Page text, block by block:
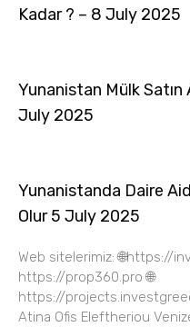
Kadar ? – 8 July 2025
Yunanistan Mülk
July 2025
Yunanistanda Daire
Olur 5 July 2025
Web sitelerimiz: 🌐https://
https://prop360.pro 🌐
https://
Atina Ofis Eleftheriou